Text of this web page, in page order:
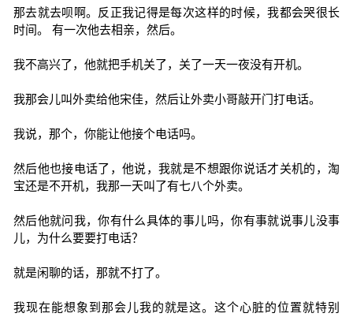
那去就去呗啊。反正我记得是每次这样的时候，我都会哭很长
时间。 有一次他去相亲，然后。
我不高兴了，他就把手机关了，关了一天一夜没有开机。
我那会儿叫外卖给他宋佳，然后让外卖小哥敲开门打电话。
我说，那个，你能让他接个电话吗。
然后他也接电话了，他说，我就是不想跟你说话才关机的，淘
宝还是不开机，我那一天叫了有七八个外卖。
然后他就问我，你有什么具体的事儿吗，你有事就说事儿没事
儿，为什么要要打电话？
就是闲聊的话，那就不打了。
我现在能想象到那会儿我的就是这。这个心脏的位置就特别